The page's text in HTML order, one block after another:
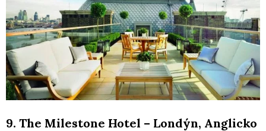
9. The Milestone Hotel – Londýn, Anglicko